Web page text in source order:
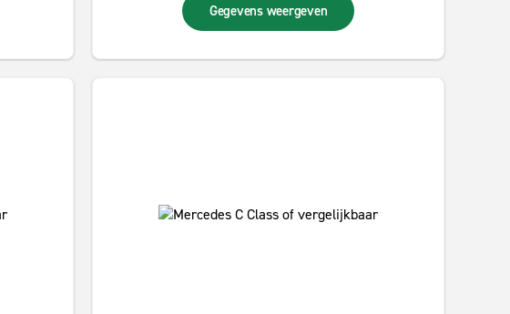
Gegevens weergeven